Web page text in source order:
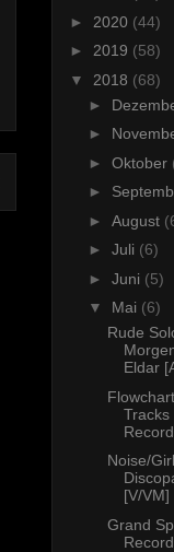
► 2020 (44)
► 2019 (58)
▼ 2018 (68)
►
►
► Oktober
►
► August
► Juli (6)
► Juni (5)
▼ Mai (6)
Rude
Eldar
Tracks
Noise/
[V/VM]
Grand